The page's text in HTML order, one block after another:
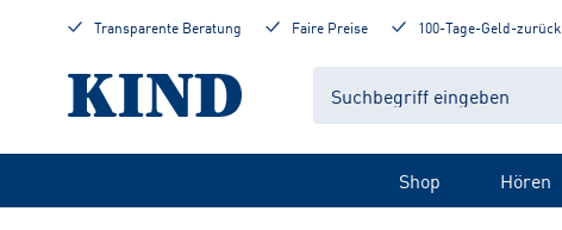
Transparente Beratung Faire Preise 100-Tage-Geld-zurück
Shop Hören